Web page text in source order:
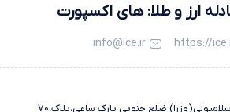
ارز و طلا: های اکسپورت
https://
info@ice.ir
ضلع جنوبی پارک ساعی،پلاک ۷۰